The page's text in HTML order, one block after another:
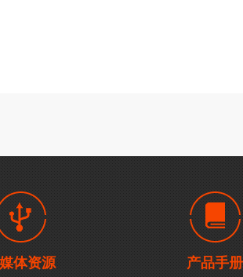
体资源 产品手册